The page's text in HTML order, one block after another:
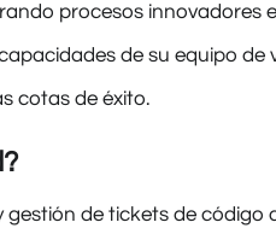
procesos innovadores
de su equipo de
cotas de éxito.
de tickets de código